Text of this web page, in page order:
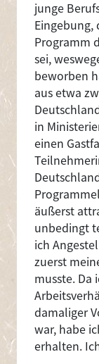
junge
Eingebung,
Programm
sei,
beworben
aus etwa
in
einen
äußerst
unbedingt
ich
zuerst
musste. Da
damaliger
war, habe
erhalten.